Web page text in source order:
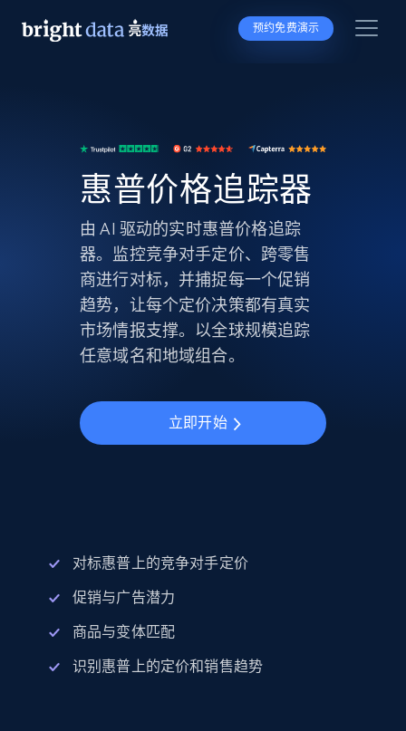
预约免费演示
惠普价格追踪器
由 AI 驱动的实时惠普价格追踪
器。监控竞争对手定价、跨零售
商进行对标，并捕捉每一个促销
趋势，让每个定价决策都有真实
市场情报支撑。以全球规模追踪
任意域名和地域组合。
立即开始
对标惠普上的竞争对手定价
促销与广告潜力
商品与变体匹配
识别惠普上的定价和销售趋势